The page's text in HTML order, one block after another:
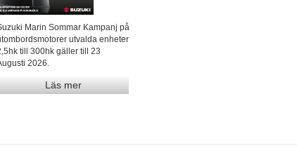
Marin Sommar Kampanj på
utvalda enheter
till 300hk gäller till 23
2026.
Läs mer